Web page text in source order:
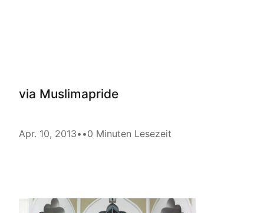
via Muslimapride
Apr. 10, 2013• •0 Minuten Lesezeit